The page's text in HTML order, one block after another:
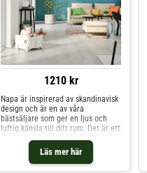
1210 kr
Läs mer här
Napa är inspirerad av skandinavisk
design och är en av våra
bästsäljare som ger en ljus och
luftig känsla till ditt rum. Det är ett
utmärkt val om du vill skapa ett
starkt designuttryck med rena
linjer, en neutral palett och en
känsla av rymd.